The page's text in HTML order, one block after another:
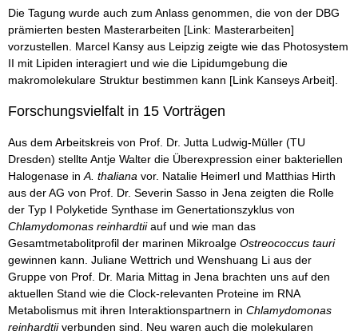
Die Tagung wurde auch zum Anlass genommen, die von der DBG
prämierten besten Masterarbeiten [Link: Masterarbeiten]
vorzustellen. Marcel Kansy aus Leipzig zeigte wie das Photosystem
II mit Lipiden interagiert und wie die Lipidumgebung die
makromolekulare Struktur bestimmen kann [Link Kanseys Arbeit].
Forschungsvielfalt in 15 Vorträgen
Aus dem Arbeitskreis von Prof. Dr. Jutta Ludwig-Müller (TU
Dresden) stellte Antje Walter die Überexpression einer bakteriellen
Halogenase inA. thaliana vor. Natalie Heimerl und Matthias Hirth
aus der AG von Prof. Dr. Severin Sasso in Jena zeigten die Rolle
der Typ I Polyketide Synthase im Genertationszyklus von
Chlamydomonas reinhardtiiauf und wie man das
Gesamtmetabolitprofil der marinen Mikroalge Ostreococcus tauri
gewinnen kann. Juliane Wettrich und Wenshuang Li aus der
Gruppe von Prof. Dr. Maria Mittag in Jena brachten uns auf den
aktuellen Stand wie die Clock-relevanten Proteine im RNA
Metabolismus mit ihren Interaktionspartnern in Chlamydomonas
reinhardtiiverbunden sind. Neu waren auch die molekularen